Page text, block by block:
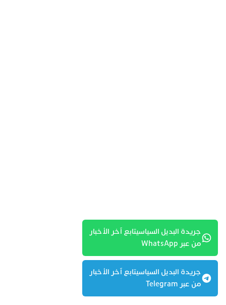
جريدة البديل السياسيتابع آخر الأخبار
من عبر WhatsApp
جريدة البديل السياسيتابع آخر الأخبار
من عبر Telegram